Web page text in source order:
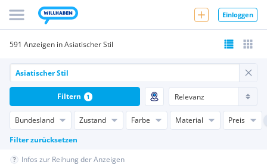
Einloggen
591 Anzeigen in Asiatischer Stil
Bundesland Zustand Farbe Material
Preis
Filter zurücksetzen
Filtern 1
Infos zur Reihung der Anzeigen